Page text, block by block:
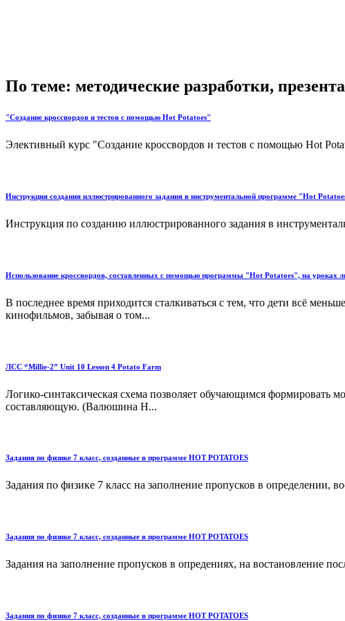
По теме: методические разработки,
"Создание кроссвордов и тестов с помощью Hot Potatoes"
Элективный курс "Создание кроссвордов и тестов с помощью Hot
Инструкция создания иллюстрированного задания в инструментальной программе "Hot
Инструкция по созданию иллюстрированного задания в
Использование кроссвордов, составленных с помощью программы "Hot Potatoes", на уроках
В последнее время приходится сталкиваться с тем, что дети всё
кинофильмов, забывая о том...
ЛСС “Millie-2” Unit 10 Lesson 4 Potato Farm
Логико-синтаксическая схема позволяет обучающимся формировать
составляющую. (Валюшина Н...
Задания по физике 7 класс, созданные в программе HOT POTATOES
Задания по физике 7 класс на заполнение пропусков в определении,
Задания по физике 7 класс, созданные в программе HOT POTATOES
Задания на заполнение пропусков в опредениях, на востановление
Задания по физике 7 класс, созданные в программе HOT POTATOES